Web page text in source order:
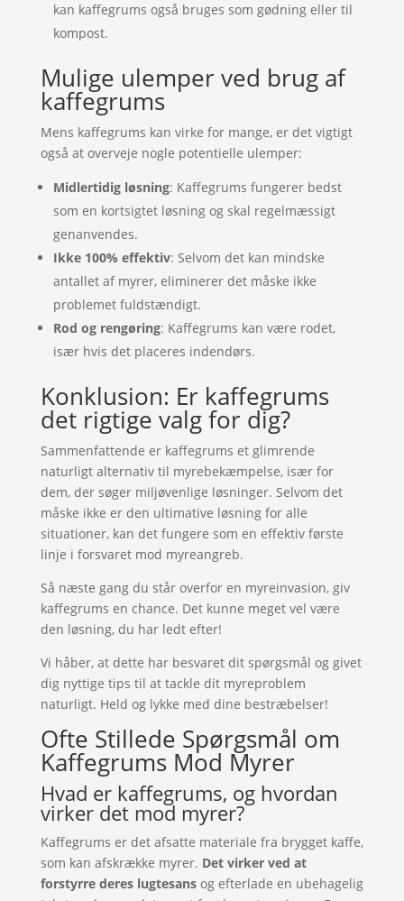
kan kaffegrums også bruges som gødning eller til
kompost.
Mulige ulemper ved brug af
kaffegrums
Mens kaffegrums kan virke for mange, er det vigtigt
også at overveje nogle potentielle ulemper:
Midlertidig løsning: Kaffegrums fungerer bedst
som en kortsigtet løsning og skal regelmæssigt
genanvendes.
Ikke 100% effektiv: Selvom det kan mindske
antallet af myrer, eliminerer det måske ikke
problemet fuldstændigt.
Rod og rengøring: Kaffegrums kan være rodet,
især hvis det placeres indendørs.
Konklusion: Er kaffegrums
det rigtige valg for dig?
Sammenfattende er kaffegrums et glimrende
naturligt alternativ til myrebekæmpelse, især for
dem, der søger miljøvenlige løsninger. Selvom det
måske ikke er den ultimative løsning for alle
situationer, kan det fungere som en effektiv første
linje i forsvaret mod myreangreb.
Så næste gang du står overfor en myreinvasion, giv
kaffegrums en chance. Det kunne meget vel være
den løsning, du har ledt efter!
Vi håber, at dette har besvaret dit spørgsmål og givet
dig nyttige tips til at tackle dit myreproblem
naturligt. Held og lykke med dine bestræbelser!
Ofte Stillede Spørgsmål om
Kaffegrums Mod Myrer
Hvad er kaffegrums, og hvordan
virker det mod myrer?
Kaffegrums er det afsatte materiale fra brygget kaffe,
som kan afskrække myrer. Det virker ved at
forstyrre deres lugtesansog efterlade en ubehagelig